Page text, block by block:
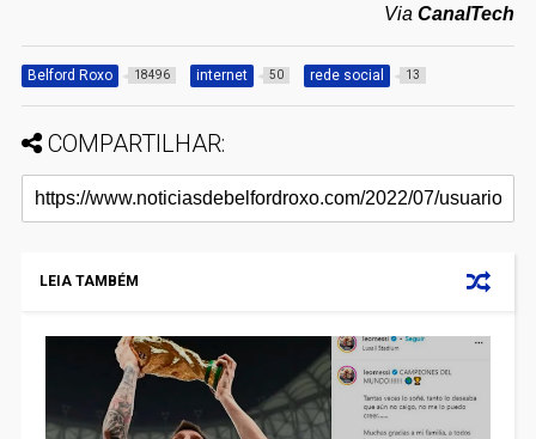
ViaCanalTech
Belford Roxo 18496 internet 50 rede social 13
COMPARTILHAR:
LEIA TAMBÉM